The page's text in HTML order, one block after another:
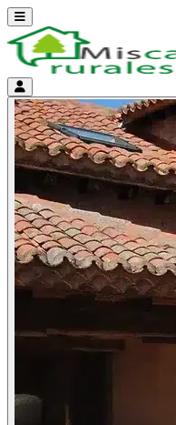
Abrir menú
Menú de cuenta